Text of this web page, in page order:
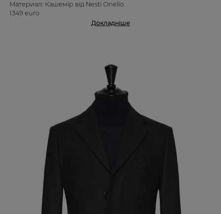
Материал: Кашемір від Nesti Onelio
1349 euro
Докладніше